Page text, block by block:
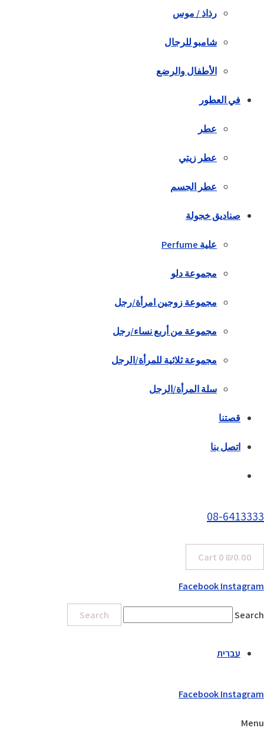
رذاذ / موس
شامبو للرجال
الأطفال والرضع
في العطور
عطر
عطر زيتي
عطر الجسم
صناديق خجولة
علية Perfume
مجموعة دلو
مجموعة زوجين امرأة/رجل
مجموعة من أربع نساء/رجل
مجموعة ثلاثية للمرأة/الرجل
سلة المرأة/الرجل
قصتنا
اتصل بنا
08-6413333
₪0.00
0
Cart
FacebookInstagram
Search
Search
עברית
FacebookInstagram
Menu